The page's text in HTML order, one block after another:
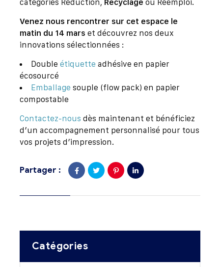
catégories Réduction, Recyclage ou Réemploi.
Venez nous rencontrer sur cet espace le
matin du 14 mars et découvrez nos deux
innovations sélectionnées :
Double étiquette adhésive en papier
écosourcé
Emballage souple (flow pack) en papier
compostable
Contactez-nous dès maintenant et bénéficiez
d’un accompagnement personnalisé pour tous
vos projets d’impression.
Partager :
Catégories